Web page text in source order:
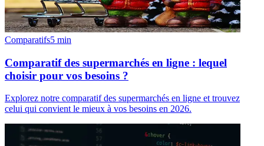
Comparatifs5 min
Comparatif des supermarchés en ligne : lequel
choisir pour vos besoins ?
Explorez notre comparatif des supermarchés en ligne et trouvez
celui qui convient le mieux à vos besoins en 2026.